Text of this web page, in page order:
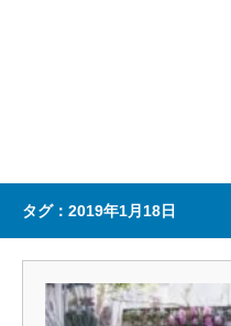
タグ：2019年1月18日